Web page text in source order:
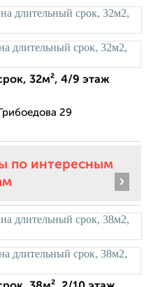
32м², 4/9 этаж
29
по интересным
›